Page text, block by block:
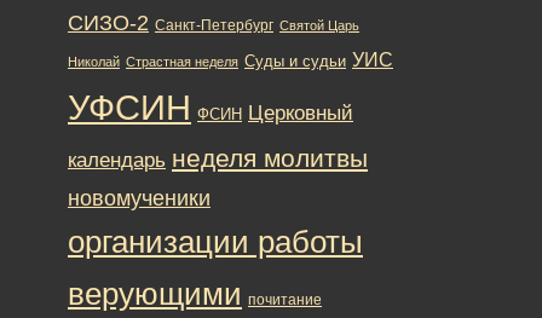
СИЗО-2 Санкт-Петербург Святой Царь
Николай Страстная неделя Суды и судьи УИС
УФСИН ФСИН Церковный
календарь неделя молитвы
новомученики
организации работы
верующими почитание